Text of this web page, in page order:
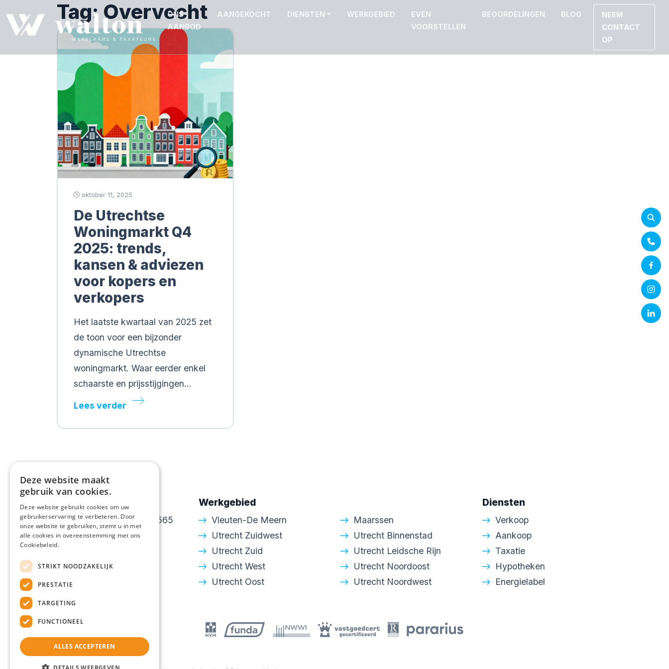
ONS
AANBOD
AANGEKOCHT DIENSTEN WERKGEBIED
EVEN
VOORSTELLEN
BEOORDELINGEN BLOG
NEEM
CONTACT
OP
Tag: Overvecht
oktober 11, 2025
De Utrechtse
Woningmarkt Q4
2025: trends,
kansen & adviezen
voor kopers en
verkopers
Het laatste kwartaal van 2025 zet
de toon voor een bijzonder
dynamische Utrechtse
woningmarkt. Waar eerder enkel
schaarste en prijsstijgingen…
Lees verder
Contactgegevens
Amsterdamsestraatweg 565
3553 EH Utrecht
info@walton.nl
KvK: 30250306
Werkgebied
Vleuten-De Meern
Utrecht Zuidwest
Utrecht Zuid
Utrecht West
Utrecht Oost
Maarssen
Utrecht Binnenstad
Utrecht Leidsche Rijn
Utrecht Noordoost
Utrecht Noordwest
Diensten
Verkoop
Aankoop
Taxatie
Hypotheken
Energielabel
Deze website maakt
gebruik van cookies.
Deze website gebruikt cookies om uw
gebruikerservaring te verbeteren. Door
onze website te gebruiken, stemt u in met
alle cookies in overeenstemming met ons
Cookiebeleid.
STRIKT NOODZAKELIJK
PRESTATIE
TARGETING
FUNCTIONEEL
ALLES ACCEPTEREN